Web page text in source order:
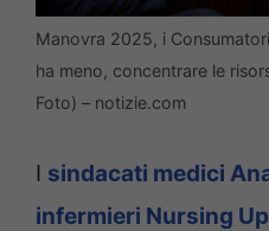
Manovra 2025, i
ha meno, concentrare le
Foto) – notizie.com
I sindacati medici
infermieri Nursing Up